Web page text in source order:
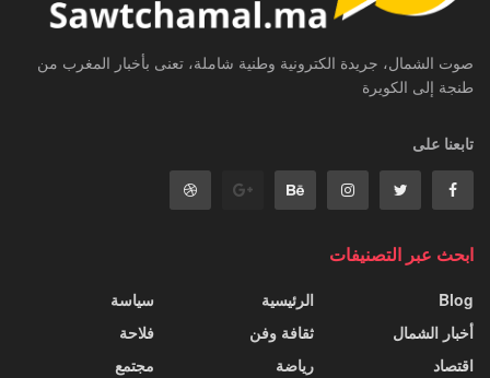
صوت الشمال، جريدة الكترونية وطنية شاملة، تعنى بأخبار المغرب من
طنجة إلى الكويرة
تابعنا على
ابحث عبر التصنيفات
Blog
أخبار الشمال
اقتصاد
الرئيسية
ثقافة وفن
رياضة
سياسة
فلاحة
مجتمع